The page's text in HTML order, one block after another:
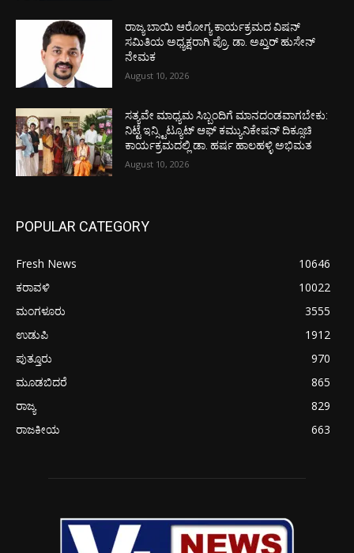
ರಾಜ್ಯ ಬಾಯಿ ಆರೋಗ್ಯ ಕಾರ್ಯಕ್ರಮದ ವಿಷನ್
ಸಮಿತಿಯ ಅಧ್ಯಕ್ಷರಾಗಿ ಪ್ರೊ. ಡಾ. ಅಖ್ತರ್ ಹುಸೇನ್
ನೇಮಕ
August 10, 2026
ಸತ್ಯವೇ ಮಾಧ್ಯಮ ಸಿಬ್ಬಂದಿಗೆ ಮಾನದಂಡವಾಗಬೇಕು:
ನಿಟ್ಟೆ ಇನ್ಸ್ಟಿಟ್ಯೂಟ್ ಆಫ್ ಕಮ್ಯುನಿಕೇಷನ್ ದಿಕ್ಸೂಚಿ
ಕಾರ್ಯಕ್ರಮದಲ್ಲಿ ಡಾ. ಹರ್ಷ ಹಾಲಹಳ್ಳಿ ಅಭಿಮತ
August 10, 2026
POPULAR CATEGORY
Fresh News
10646
ಕರಾವಳಿ
10022
ಮಂಗಳೂರು
3555
ಉಡುಪಿ
1912
ಪುತ್ತೂರು
970
ಮೂಡಬಿದರೆ
865
ರಾಜ್ಯ
829
ರಾಜಕೀಯ
663